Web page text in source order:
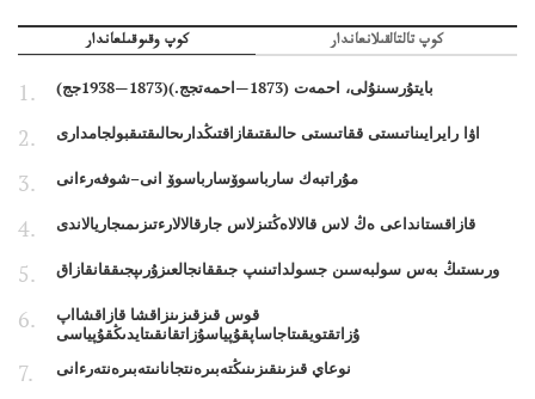
كوپ وقىوقىلعاندار كوپ تالتالقىلانعاندار
بايتۇرسىنۇلى، احمەت (1873—احمەتجج.)(1873—1938جج)
اۋا رايرايىناتىستى ققاتىستى حالىقتىقازاقتىڭدارىحالىقتىقبولجامدارى
مۇراتبەك سارباسوۆسارباسوۆ انى–شوفەرءانى
قازاقستانداعى ەڭ لاس قالالاەڭتىزلاس جارقالالارءتىزىمىجاريالاندى
ورىستىڭ بەس سولبەسىن جسولداتىنىپ جىققانجالعىزۇرىپجىققانقازاق
قوس قىزقىزىنزاقشا قازاقشااپ
ۇزاتقتويقىتاجاساپقۇپياسۇزاتقانقىتايدىڭقۇپياسى
نوعاي قىزىنقىزىنىڭتەبىرەنتجانانىتەبىرەنتەرءانى